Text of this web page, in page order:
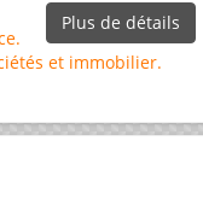
Plus de détails
et immobilier.